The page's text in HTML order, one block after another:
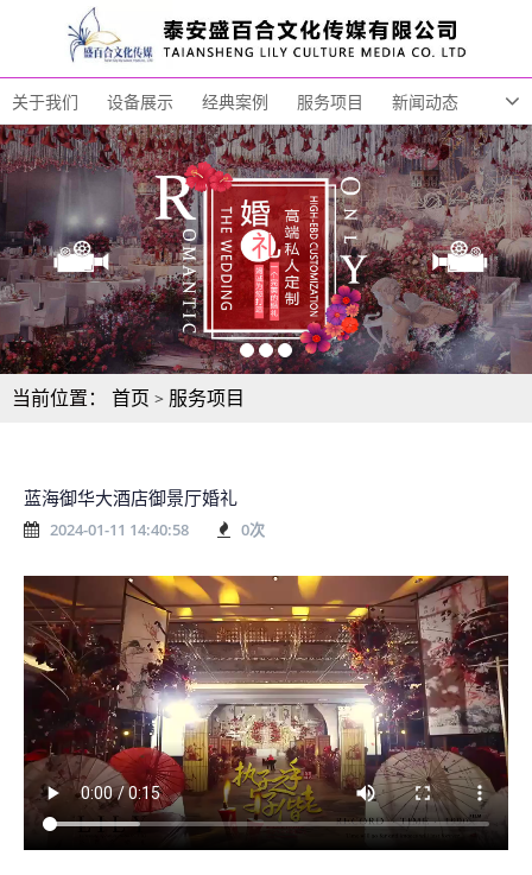
关于我们 设备展示 经典案例 服务项目
新闻动态
联系我们
当前位置： 首页 > 服务项目
蓝海御华大酒店御景厅婚礼
2024-01-11 14:40:58 0次